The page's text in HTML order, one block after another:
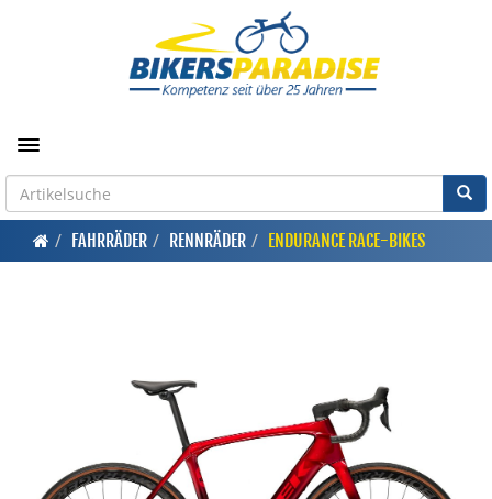
Toggle navigation
FAHRRÄDER RENNRÄDER ENDURANCE RACE-BIKES